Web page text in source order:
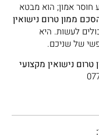
חוסר אמון; הוא מבטא
ממון טרום נישואין
לעשות. היא
של שניכם.
נישואין מקצועי